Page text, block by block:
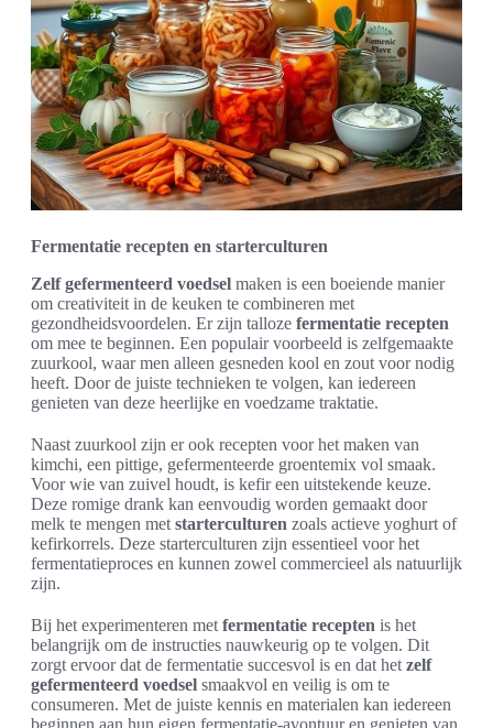
Fermentatie recepten en starterculturen
Zelf gefermenteerd voedsel maken is een boeiende manier
om creativiteit in de keuken te combineren met
gezondheidsvoordelen. Er zijn talloze fermentatie recepten
om mee te beginnen. Een populair voorbeeld is zelfgemaakte
zuurkool, waar men alleen gesneden kool en zout voor nodig
heeft. Door de juiste technieken te volgen, kan iedereen
genieten van deze heerlijke en voedzame traktatie.
Naast zuurkool zijn er ook recepten voor het maken van
kimchi, een pittige, gefermenteerde groentemix vol smaak.
Voor wie van zuivel houdt, is kefir een uitstekende keuze.
Deze romige drank kan eenvoudig worden gemaakt door
melk te mengen met starterculturen zoals actieve yoghurt of
kefirkorrels. Deze starterculturen zijn essentieel voor het
fermentatieproces en kunnen zowel commercieel als natuurlijk
zijn.
Bij het experimenteren met fermentatie recepten is het
belangrijk om de instructies nauwkeurig op te volgen. Dit
zorgt ervoor dat de fermentatie succesvol is en dat het zelf
gefermenteerd voedsel smaakvol en veilig is om te
consumeren. Met de juiste kennis en materialen kan iedereen
beginnen aan hun eigen fermentatie-avontuur en genieten van